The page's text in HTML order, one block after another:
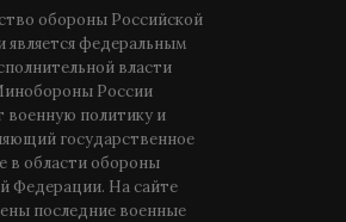
обороны Российской
является федеральным
власти
России
военную политику и
государственное
в области обороны
Федерации. На сайте
последние военные